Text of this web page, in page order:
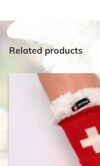
Related products